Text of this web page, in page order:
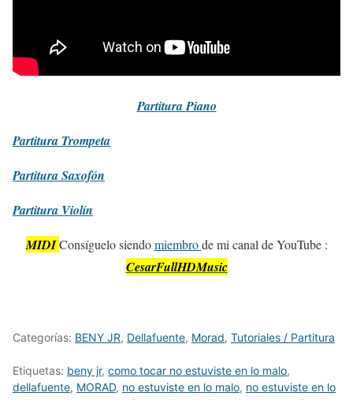
PartituraPiano
Partitura Trompeta
PartituraSaxofón
Partitura Violín
MIDI Consíguelo siendomiembrode mi canal de YouTube :
CesarFullHDMusic
Categorías: BENY JR, Dellafuente, Morad, Tutoriales / Partitura
Etiquetas: beny jr, como tocar no estuviste en lo malo,
dellafuente, MORAD, no estuviste en lo malo, no estuviste en lo